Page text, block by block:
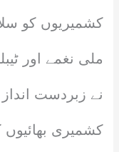
کشمیریوں کو
ملی نغمے اور
نے زبردست
کشمیری